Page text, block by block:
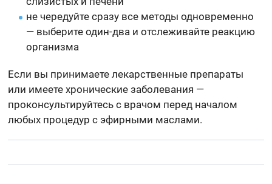
не чередуйте сразу все методы одновременно
— выберите один-два и отслеживайте реакцию
организма
Если вы принимаете лекарственные препараты
или имеете хронические заболевания —
проконсультируйтесь с врачом перед началом
любых процедур с эфирными маслами.